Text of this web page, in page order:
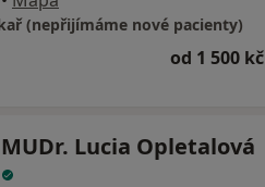
(nepřijímáme nové pacienty)
od 1 500 kč
MUDr. Lucia Opletalová